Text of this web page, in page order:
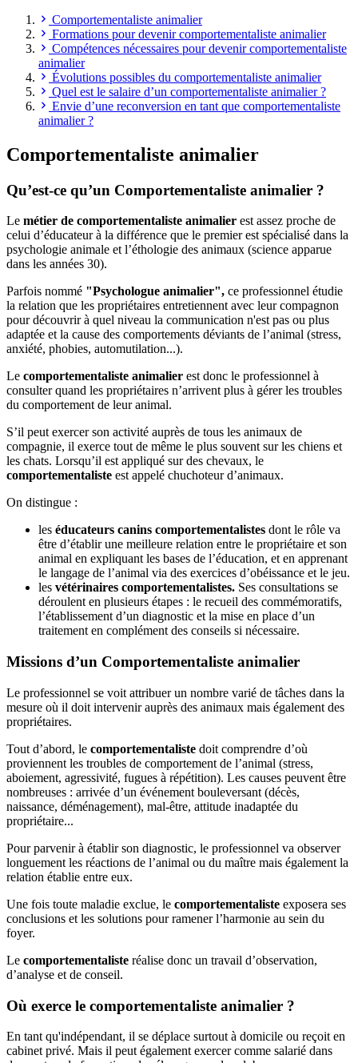
Comportementaliste animalier
Formations pour devenir comportementaliste animalier
Compétences nécessaires pour devenir comportementaliste
animalier
Évolutions possibles du comportementaliste animalier
Quel est le salaire d’un comportementaliste animalier ?
Envie d’une reconversion en tant que comportementaliste
animalier ?
Comportementaliste animalier
Qu’est-ce qu’un Comportementaliste animalier ?
Le métier de comportementaliste animalier est assez proche de
celui d’éducateur à la différence que le premier est spécialisé dans la
psychologie animale et l’éthologie des animaux (science apparue
dans les années 30).
Parfois nommé "Psychologue animalier", ce professionnel étudie
la relation que les propriétaires entretiennent avec leur compagnon
pour découvrir à quel niveau la communication n'est pas ou plus
adaptée et la cause des comportements déviants de l’animal (stress,
anxiété, phobies, automutilation...).
Le comportementaliste animalier est donc le professionnel à
consulter quand les propriétaires n’arrivent plus à gérer les troubles
du comportement de leur animal.
S’il peut exercer son activité auprès de tous les animaux de
compagnie, il exerce tout de même le plus souvent sur les chiens et
les chats. Lorsqu’il est appliqué sur des chevaux, le
comportementaliste est appelé chuchoteur d’animaux.
On distingue :
les éducateurs canins comportementalistes dont le rôle va
être d’établir une meilleure relation entre le propriétaire et son
animal en expliquant les bases de l’éducation, et en apprenant
le langage de l’animal via des exercices d’obéissance et le jeu.
les vétérinaires comportementalistes. Ses consultations se
déroulent en plusieurs étapes : le recueil des commémoratifs,
l’établissement d’un diagnostic et la mise en place d’un
traitement en complément des conseils si nécessaire.
Missions d’un Comportementaliste animalier
Le professionnel se voit attribuer un nombre varié de tâches dans la
mesure où il doit intervenir auprès des animaux mais également des
propriétaires.
Tout d’abord, le comportementaliste doit comprendre d’où
proviennent les troubles de comportement de l’animal (stress,
aboiement, agressivité, fugues à répétition). Les causes peuvent être
nombreuses : arrivée d’un événement bouleversant (décès,
naissance, déménagement), mal-être, attitude inadaptée du
propriétaire...
Pour parvenir à établir son diagnostic, le professionnel va observer
longuement les réactions de l’animal ou du maître mais également la
relation établie entre eux.
Une fois toute maladie exclue, le comportementaliste exposera ses
conclusions et les solutions pour ramener l’harmonie au sein du
foyer.
Le comportementaliste réalise donc un travail d’observation,
d’analyse et de conseil.
Où exerce le comportementaliste animalier ?
En tant qu'indépendant, il se déplace surtout à domicile ou reçoit en
cabinet privé. Mais il peut également exercer comme salarié dans